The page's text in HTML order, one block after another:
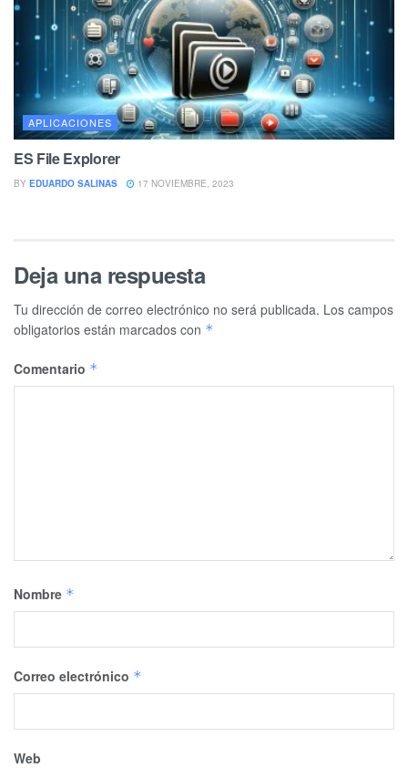
APLICACIONES
ES File Explorer
BY EDUARDO SALINAS 17 NOVIEMBRE, 2023
Deja una respuesta
Tu dirección de correo electrónico no será publicada. Los campos
obligatorios están marcados con *
Comentario *
Nombre *
Correo electrónico *
Web